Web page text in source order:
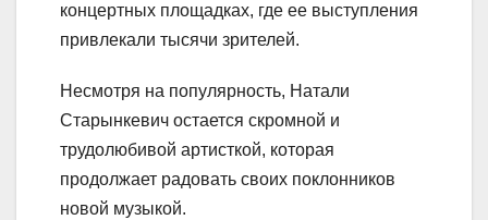
концертных площадках, где ее выступления
привлекали тысячи зрителей.
Несмотря на популярность, Натали
Старынкевич остается скромной и
трудолюбивой артисткой, которая
продолжает радовать своих поклонников
новой музыкой.